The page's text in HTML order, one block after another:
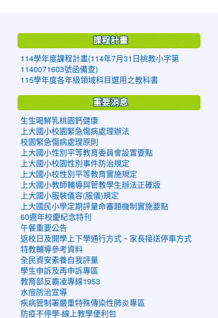
課程計畫
114學年度課程計畫(114年7月31日桃教小字第
1140071603號函備查)
115學年度各年級領域科目選用之教科書
重要消息
生生喝鮮乳桃園鈣健康
上大國小校園緊急傷病處理辦法
校園緊急傷病處理原則
上大國小性別平等教育委員會設置要點
上大國小校園性別事件防治規定
上大國小校性別平等教育實施規定
上大國小教師輔導與管教學生辦法正確版
上大國小服裝儀容(服儀)規定
上大國民小學定期評量命審題機制實施要點
60週年校慶紀念特刊
午餐重要公告
返校日及開學上下學通行方式、家長接送停車方式
特教輔導參考資料
全民資安素養自我評量
學生申訴及再申訴專區
教育部反霸凌專線1953
水痘防治宣導
疾病管制署嚴重特殊傳染性肺炎專區
防疫不停學-線上教學便利包